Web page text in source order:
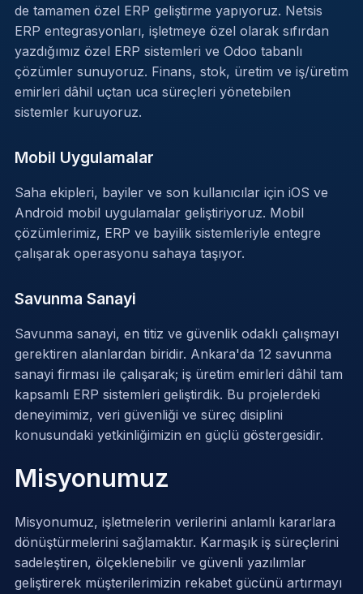
de tamamen özel ERP geliştirme yapıyoruz. Netsis
ERP entegrasyonları, işletmeye özel olarak sıfırdan
yazdığımız özel ERP sistemleri ve Odoo tabanlı
çözümler sunuyoruz. Finans, stok, üretim ve iş/üretim
emirleri dâhil uçtan uca süreçleri yönetebilen
sistemler kuruyoruz.
Mobil Uygulamalar
Saha ekipleri, bayiler ve son kullanıcılar için iOS ve
Android mobil uygulamalar geliştiriyoruz. Mobil
çözümlerimiz, ERP ve bayilik sistemleriyle entegre
çalışarak operasyonu sahaya taşıyor.
Savunma Sanayi
Savunma sanayi, en titiz ve güvenlik odaklı çalışmayı
gerektiren alanlardan biridir. Ankara'da 12 savunma
sanayi firması ile çalışarak; iş üretim emirleri dâhil tam
kapsamlı ERP sistemleri geliştirdik. Bu projelerdeki
deneyimimiz, veri güvenliği ve süreç disiplini
konusundaki yetkinliğimizin en güçlü göstergesidir.
Misyonumuz
Misyonumuz, işletmelerin verilerini anlamlı kararlara
dönüştürmelerini sağlamaktır. Karmaşık iş süreçlerini
sadeleştiren, ölçeklenebilir ve güvenli yazılımlar
geliştirerek müşterilerimizin rekabet gücünü artırmayı